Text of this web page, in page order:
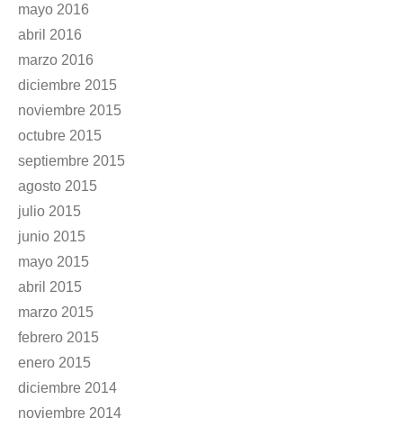
mayo 2016
abril 2016
marzo 2016
diciembre 2015
noviembre 2015
octubre 2015
septiembre 2015
agosto 2015
julio 2015
junio 2015
mayo 2015
abril 2015
marzo 2015
febrero 2015
enero 2015
diciembre 2014
noviembre 2014